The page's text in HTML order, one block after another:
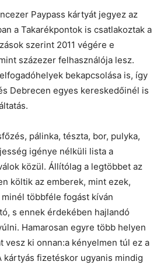
Paypass kártyát jegyez az
a Takarékpontok is csatlakoztak a
szerint 2011 végére e
százezer felhasználója lesz.
bekapcsolása is, így
Debrecen egyes kereskedőinél is
pálinka, tészta, bor, pulyka,
igénye nélküli lista a
közül. Állítólag a legtöbbet az
költik az emberek, mint ezek,
többféle fogást kíván
s ennek érdekében hajlandó
Hamarosan egyre több helyen
vesz ki onnan:a kényelmen túl ez a
kártyás fizetéskor ugyanis mindig